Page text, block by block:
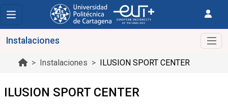
Instalaciones ILUSION SPORT CENTER
Instalaciones
ILUSION SPORT CENTER